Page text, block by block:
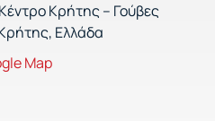
Κρήτης – Γούβες
Ελλάδα
Map